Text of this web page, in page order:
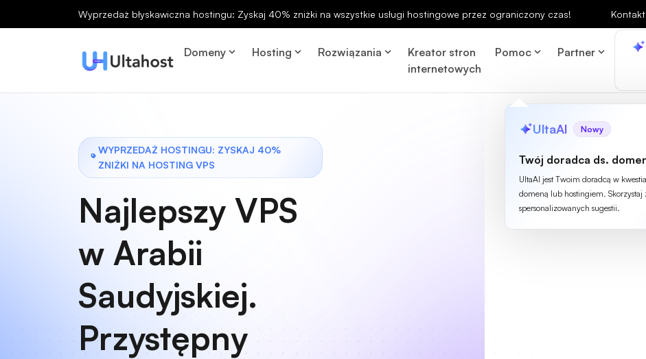
Wyprzedaż błyskawiczna hostingu: Zyskaj 40% zniżki na wszystkie usługi hostingowe przez ograniczony czas! Kontakt
Domeny Hosting Rozwiązania
Kreator stron
internetowych
Pomoc Partner
UltaAI Nowy
Twój doradca ds.
UltaAI jest Twoim doradcą w
domeną lub hostingiem. Skorzystaj
spersonalizowanych sugestii.
WYPRZEDAŻ HOSTINGU: ZYSKAJ 40%
ZNIŻKI NA HOSTING VPS
Najlepszy VPS
w Arabii
Saudyjskiej.
Przystępny